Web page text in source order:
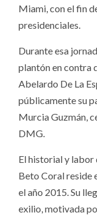
Miami, con el fin
presidenciales.
Durante esa
plantón en contra
Abelardo De La
públicamente su
Murcia Guzmán,
DMG.
El historial y labor
Beto Coral reside
el año 2015. Su
exilio, motivada